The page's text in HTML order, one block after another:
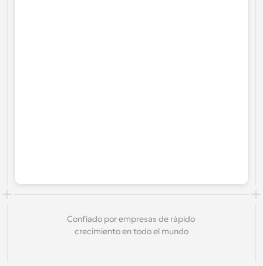
Confiado por empresas de rápido
crecimiento en todo el mundo